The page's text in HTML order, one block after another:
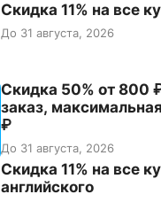
Скидка 11% на все
До 31 августа, 2026
Скидка 50% от 800
заказ,
₽
До 31 августа, 2026
Скидка 11% на все
английского